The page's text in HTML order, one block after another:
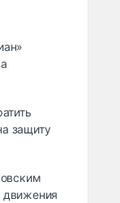
защиту
движения